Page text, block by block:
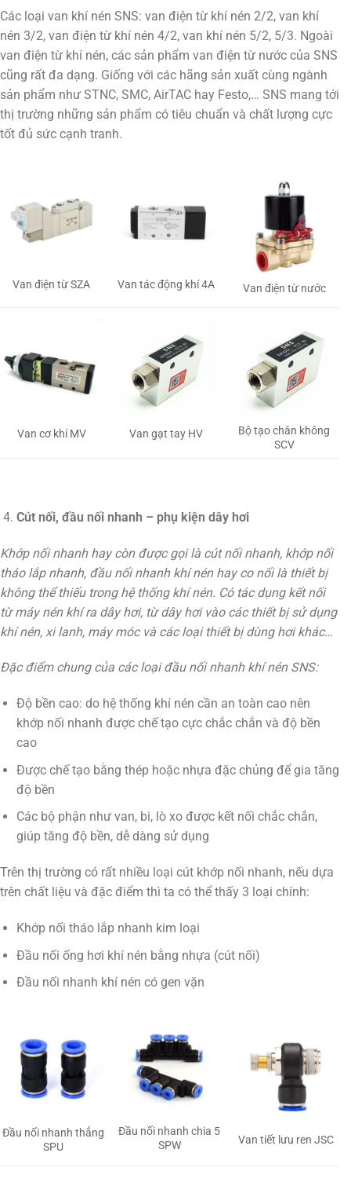
Các loại van khí nén SNS: van điện từ khí nén 2/2, van khí
nén 3/2, van điện từ khí nén 4/2, van khí nén 5/2, 5/3. Ngoài
van điện từ khí nén, các sản phẩm van điện từ nước của SNS
cũng rất đa dạng. Giống với các hãng sản xuất cùng ngành
sản phẩm như STNC, SMC, AirTAC hay Festo,… SNS mang tới
thị trường những sản phẩm có tiêu chuẩn và chất lượng cực
tốt đủ sức cạnh tranh.
Van điện từ SZA Van tác động khí 4A Van điện từ nước
Van cơ khí MV Van gạt tay HV
Bộ tạo chân không
SCV
Cút nối, đầu nối nhanh – phụ kiện dây hơi
Khớp nối nhanh hay còn được gọi là cút nối nhanh, khớp nối
tháo lắp nhanh, đầu nối nhanh khí nén hay co nối là thiết bị
không thể thiếu trong hệ thống khí nén. Có tác dụng kết nối
từ máy nén khí ra dây hơi, từ dây hơi vào các thiết bị sử dụng
khí nén, xi lanh, máy móc và các loại thiết bị dùng hơi khác…
Đặc điểm chung của các loại đầu nối nhanh khí nén SNS:
Độ bền cao: do hệ thống khí nén cần an toàn cao nên
khớp nối nhanh được chế tạo cực chắc chắn và độ bền
cao
Được chế tạo bằng thép hoặc nhựa đặc chủng để gia tăng
độ bền
Các bộ phận như van, bi, lò xo được kết nối chắc chắn,
giúp tăng độ bền, dễ dàng sử dụng
Trên thị trường có rất nhiều loại cút khớp nối nhanh, nếu dựa
trên chất liệu và đặc điểm thì ta có thể thấy 3 loại chính:
Khớp nối tháo lắp nhanh kim loại
Đầu nối ống hơi khí nén bằng nhựa (cút nối)
Đầu nối nhanh khí nén có gen vặn
Đầu nối nhanh thẳng
SPU
Đầu nối nhanh chia 5
SPW
Van tiết lưu ren JSC